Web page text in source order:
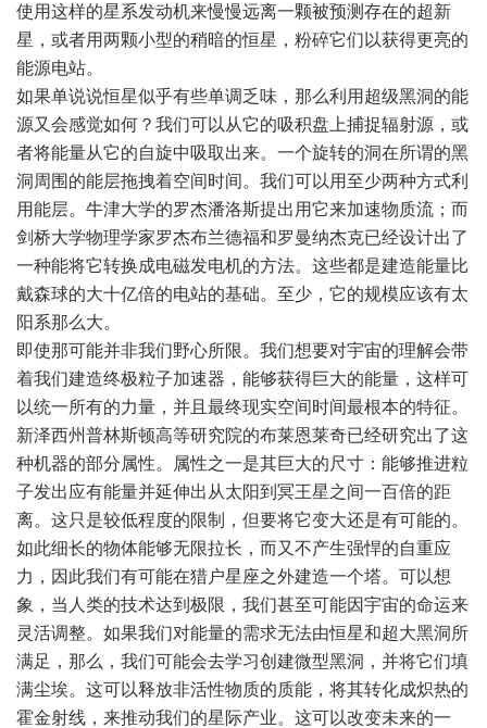
使用这样的星系发动机来慢慢远离一颗被预测存在的超新
星，或者用两颗小型的稍暗的恒星，粉碎它们以获得更亮的
能源电站。
如果单说说恒星似乎有些单调乏味，那么利用超级黑洞的能
源又会感觉如何？我们可以从它的吸积盘上捕捉辐射源，或
者将能量从它的自旋中吸取出来。一个旋转的洞在所谓的黑
洞周围的能层拖拽着空间时间。我们可以用至少两种方式利
用能层。牛津大学的罗杰潘洛斯提出用它来加速物质流；而
剑桥大学物理学家罗杰布兰德福和罗曼纳杰克已经设计出了
一种能将它转换成电磁发电机的方法。这些都是建造能量比
戴森球的大十亿倍的电站的基础。至少，它的规模应该有太
阳系那么大。
即使那可能并非我们野心所限。我们想要对宇宙的理解会带
着我们建造终极粒子加速器，能够获得巨大的能量，这样可
以统一所有的力量，并且最终现实空间时间最根本的特征。
新泽西州普林斯顿高等研究院的布莱恩莱奇已经研究出了这
种机器的部分属性。属性之一是其巨大的尺寸：能够推进粒
子发出应有能量并延伸出从太阳到冥王星之间一百倍的距
离。这只是较低程度的限制，但要将它变大还是有可能的。
如此细长的物体能够无限拉长，而又不产生强悍的自重应
力，因此我们有可能在猎户星座之外建造一个塔。可以想
象，当人类的技术达到极限，我们甚至可能因宇宙的命运来
灵活调整。如果我们对能量的需求无法由恒星和超大黑洞所
满足，那么，我们可能会去学习创建微型黑洞，并将它们填
满尘埃。这可以释放非活性物质的质能，将其转化成炽热的
霍金射线，来推动我们的星际产业。这可以改变未来的一